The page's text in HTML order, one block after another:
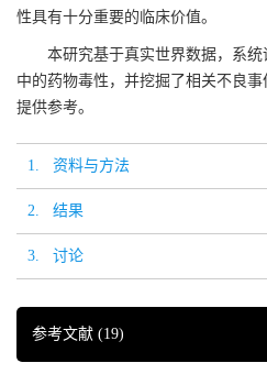
性具有十分重要的临床价值。
本研究基于真实世界数据，系
中的药物毒性，并挖掘了相关不良
提供参考。
1. 资料与方法
2. 结果
3. 讨论
参考文献 (19)